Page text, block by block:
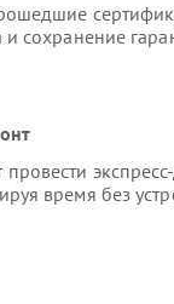
сохранение
время без